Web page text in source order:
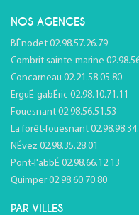
NOS AGENCES
BÉnodet 02.98.57.26.79
Combrit sainte-marine
Concarneau 02.21.58.05.80
ErguÉ-gabÉric 02.98.10.71.11
Fouesnant 02.98.56.51.53
La forêt-fouesnant
NÉvez 02.98.35.28.01
Pont-l'abbÉ 02.98.66.12.13
Quimper 02.98.60.70.80
PAR VILLES